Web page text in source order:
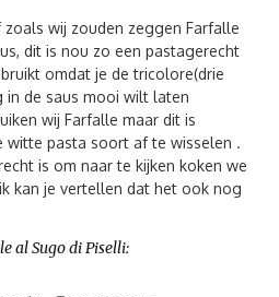
wij zouden zeggen Farfalle
dit is nou zo een pastagerecht
omdat je de tricolore(drie
in de saus mooi wilt laten
wij Farfalle maar dit is
witte pasta soort af te wisselen .
is om naar te kijken koken we
kan je vertellen dat het ook nog
al Sugo di Piselli: